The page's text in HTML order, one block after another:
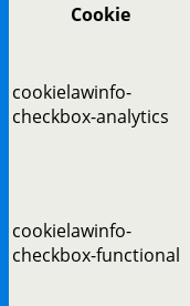
Cookie
cookielawinfo-
checkbox-analytics
cookielawinfo-
checkbox-functional